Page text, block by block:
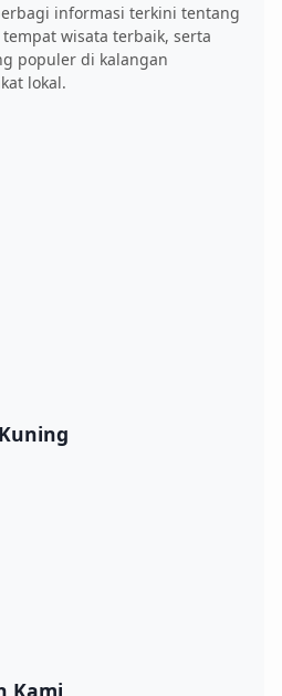
informasi terkini tentang
wisata terbaik, serta
populer di kalangan
lokal.
Kami